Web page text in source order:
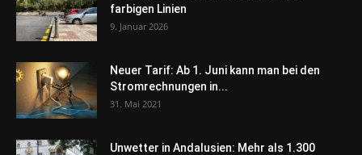
farbigen Linien
9. Januar 2026
Neuer Tarif: Ab 1. Juni kann man bei den
Stromrechnungen in...
31. Mai 2021
Unwetter in Andalusien: Mehr als 1.300